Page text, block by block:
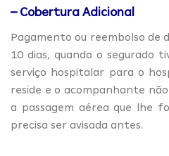
– Cobertura Adicional
Pagamento ou reembolso de
10 dias, quando o segurado
serviço hospitalar para o
reside e o acompanhante
a passagem aérea que lhe
precisa ser avisada antes.